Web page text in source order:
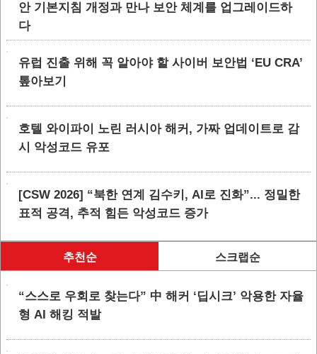
안 기본지침 개정과 만나 보안 체계를 업그레이드하
다
유럽 진출 위해 꼭 알아야 할 사이버 보안법 ‘EU CRA’
톺아보기
호텔 와이파이 노린 러시아 해커, 가짜 업데이트로 감
시 악성코드 유포
[CSW 2026] “북한 연계 김수키, AI로 진화”... 정밀한
표적 공격, 추적 힘든 악성코드 증가
추천순 스크랩순
“스스로 우회로 찾는다” 中 해커 ‘딥시크’ 악용한 자율
형 AI 해킹 적발